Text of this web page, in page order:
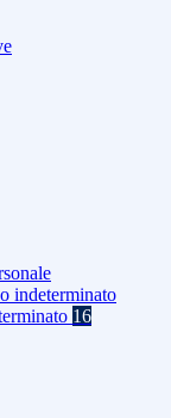
indeterminato
16